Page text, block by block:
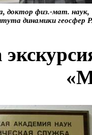
доктор физ.-мат. наук,
динамики геосфер